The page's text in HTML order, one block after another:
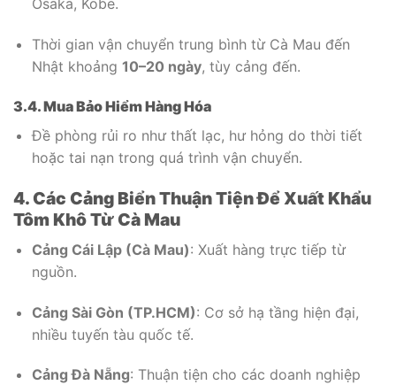
Thời gian vận chuyển trung bình từ Cà Mau đến
Nhật khoảng 10–20 ngày, tùy cảng đến.
3.4. Mua Bảo Hiểm Hàng Hóa
Đề phòng rủi ro như thất lạc, hư hỏng do thời tiết
hoặc tai nạn trong quá trình vận chuyển.
4. Các Cảng Biển Thuận Tiện Để Xuất Khẩu
Tôm Khô Từ Cà Mau
Cảng Cái Lập (Cà Mau): Xuất hàng trực tiếp từ
nguồn.
Cảng Sài Gòn (TP.HCM): Cơ sở hạ tầng hiện đại,
nhiều tuyến tàu quốc tế.
Cảng Đà Nẵng: Thuận tiện cho các doanh nghiệp